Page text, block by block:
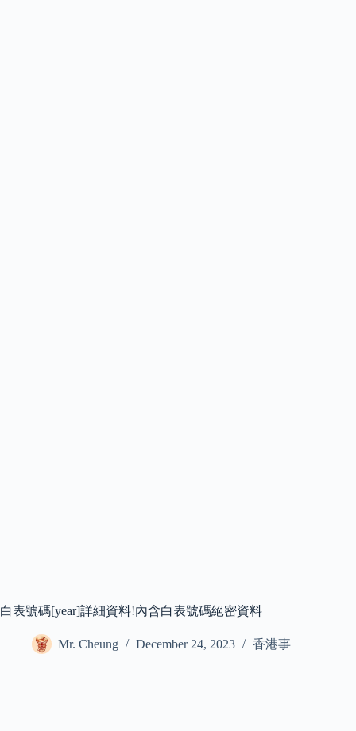
白表號碼[year]詳細資料!內含白表號碼絕密資料
Mr. Cheung December 24, 2023 香港事